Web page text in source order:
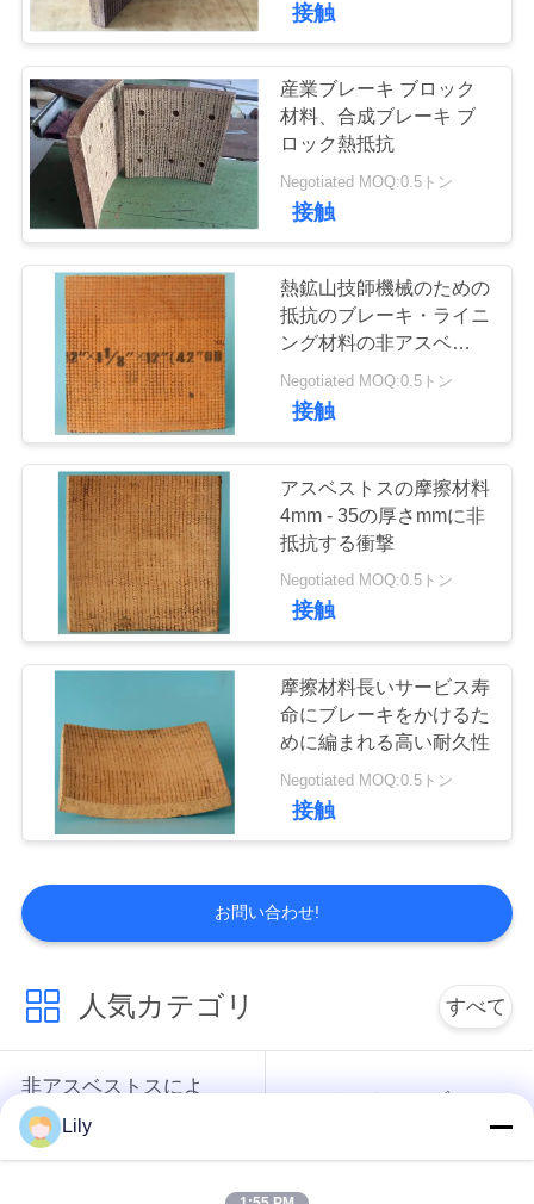
ング
非アスベストスの
ガスケット シート
編まれたブレー
キ・ライニング
接触
産業ブレーキ ブロック
材料、合成ブレーキ ブ
ロック熱抵抗
Negotiated MOQ:0.5トン
接触
熱鉱山技師機械のための
抵抗のブレーキ・ライニ
ング材料の非アスベスト
ス
Negotiated MOQ:0.5トン
接触
アスベストスの摩擦材料
4mm - 35の厚さmmに非
抵抗する衝撃
Negotiated MOQ:0.5トン
接触
摩擦材料長いサービス寿
命にブレーキをかけるた
めに編まれる高い耐久性
Negotiated MOQ:0.5トン
接触
お問い合わせ!
人気カテゴリ すべて
非アスベストスによ
って編まれるブレー
キ・ライニング
アスベストスのブレ
Lily